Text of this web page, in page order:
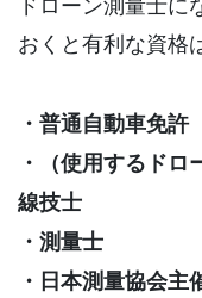
おくと有利な資格
・普通自動車免許
・（使用するド
線技士
・測量士
・日本測量協会主